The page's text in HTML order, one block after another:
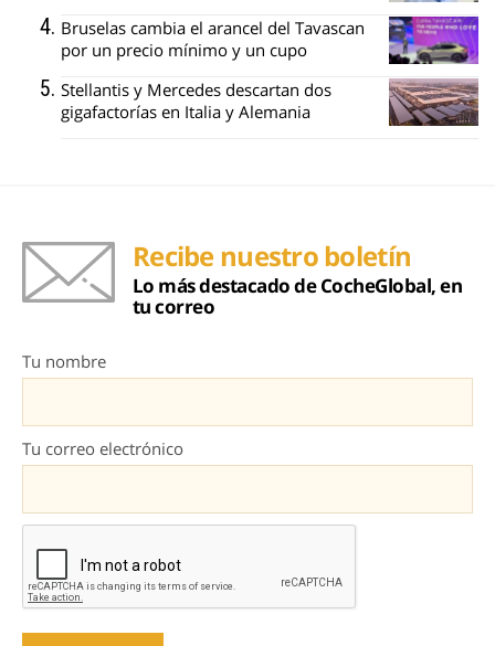
Bruselas cambia el arancel del Tavascan
por un precio mínimo y un cupo
Stellantis y Mercedes descartan dos
gigafactorías en Italia y Alemania
Recibe nuestro boletín
Lo más destacado de CocheGlobal, en
tu correo
Tu nombre
Tu correo electrónico